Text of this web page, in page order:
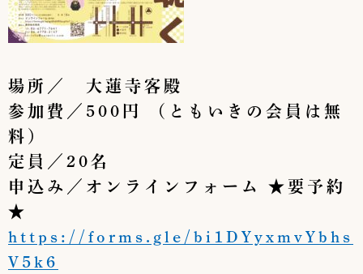
場所／ 大蓮寺客殿
参加費／500円 （ともいきの会員は無
料）
定員／20名
申込み／オンラインフォーム ★要予約
★
https://forms.gle/bi1DYyxmvYbhs
V5k6